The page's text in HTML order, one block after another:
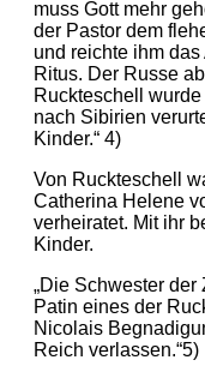
muss Gott mehr
der Pastor dem
und reichte ihm
Ritus. Der Russe
Ruckteschell
nach Sibirien
Kinder.“ 4)
Von Ruckteschell
Catherina Helene
verheiratet. Mit ihr
Kinder.
„Die Schwester
Patin eines der
Nicolais
Reich verlassen.“5)